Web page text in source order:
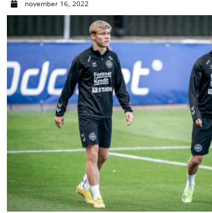
november 16, 2022